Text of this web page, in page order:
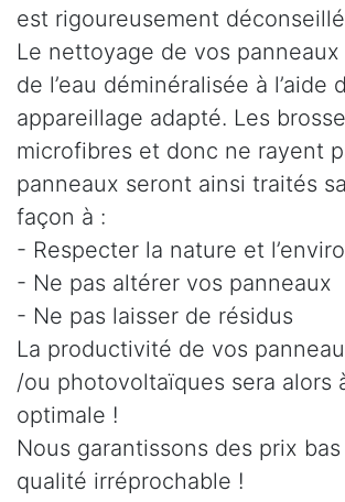
est rigoureusement
Le nettoyage de vos
de l’eau déminéralisée à l’aide
appareillage adapté. Les
microfibres et donc ne rayent
panneaux seront ainsi traités
façon à :
- Respecter la nature et
- Ne pas altérer vos panneaux
- Ne pas laisser de résidus
La productivité de vos
/ou photovoltaïques sera alors
optimale !
Nous garantissons des prix
qualité irréprochable !